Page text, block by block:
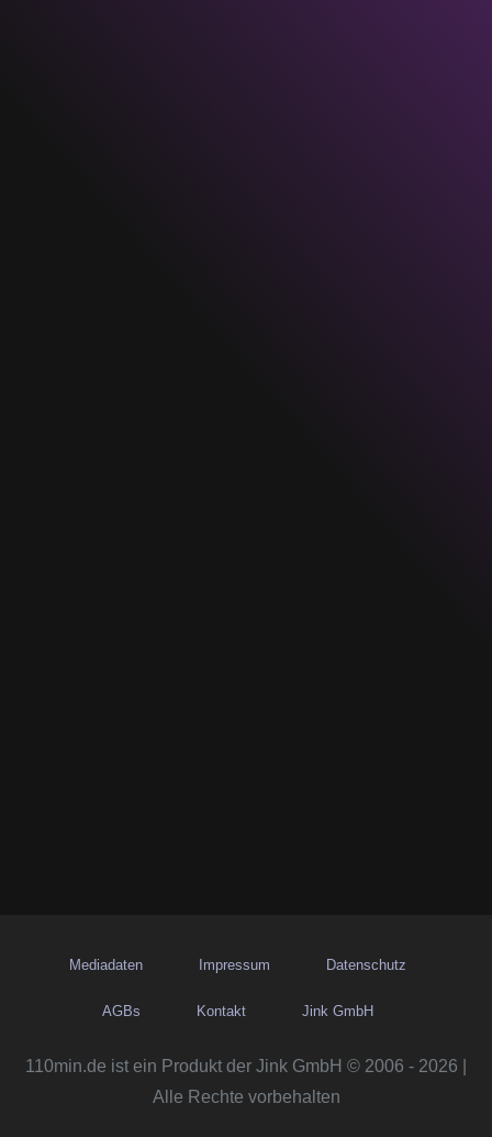
Mediadaten Impressum Datenschutz
AGBs Kontakt Jink GmbH
110min.de ist ein Produkt der Jink GmbH © 2006 - 2026 |
Alle Rechte vorbehalten